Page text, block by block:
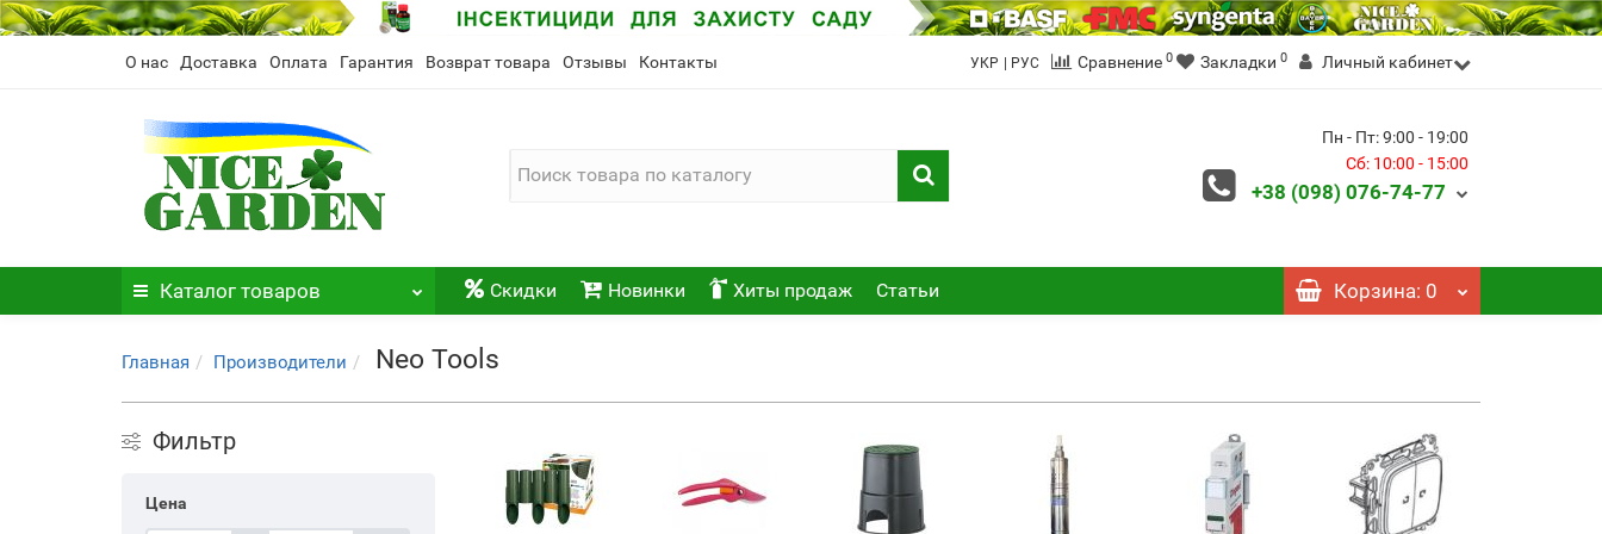
О нас Доставка Оплата Гарантия Возврат товара Отзывы Контакты УКР | РУС Сравнение 0 Закладки 0 Личный кабинет
Пн - Пт: 9:00 - 19:00
Сб: 10:00 - 15:00
+38 (098) 076-74-77
Каталог товаров Скидки Новинки Хиты продаж Статьи Корзина: 0
Главная Производители Neo Tools
Фильтр
Цена